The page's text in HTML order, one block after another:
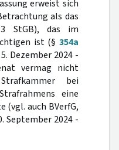
erweist sich
als das
StGB), das im
ist (§ 354a
Dezember 2024 -
vermag nicht
bei
eine
(vgl. auch BVerfG,
September 2024 -